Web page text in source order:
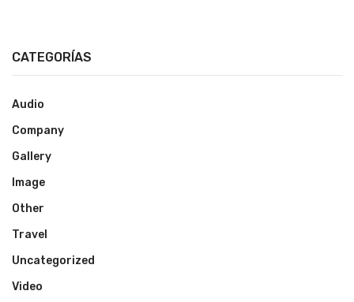
CATEGORÍAS
Audio
Company
Gallery
Image
Other
Travel
Uncategorized
Video